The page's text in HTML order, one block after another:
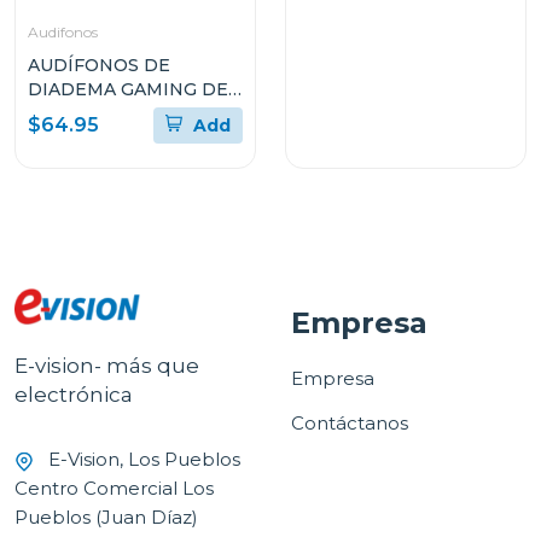
Audifonos
AUDÍFONOS DE
DIADEMA GAMING DE
LOGITECH DE CABLE
CON MICRÓFONO
$64.95 Add
E-vision- más que
electrónica
E-Vision, Los Pueblos
Centro Comercial Los
Pueblos (Juan Díaz)
Empresa
Empresa
Contáctanos